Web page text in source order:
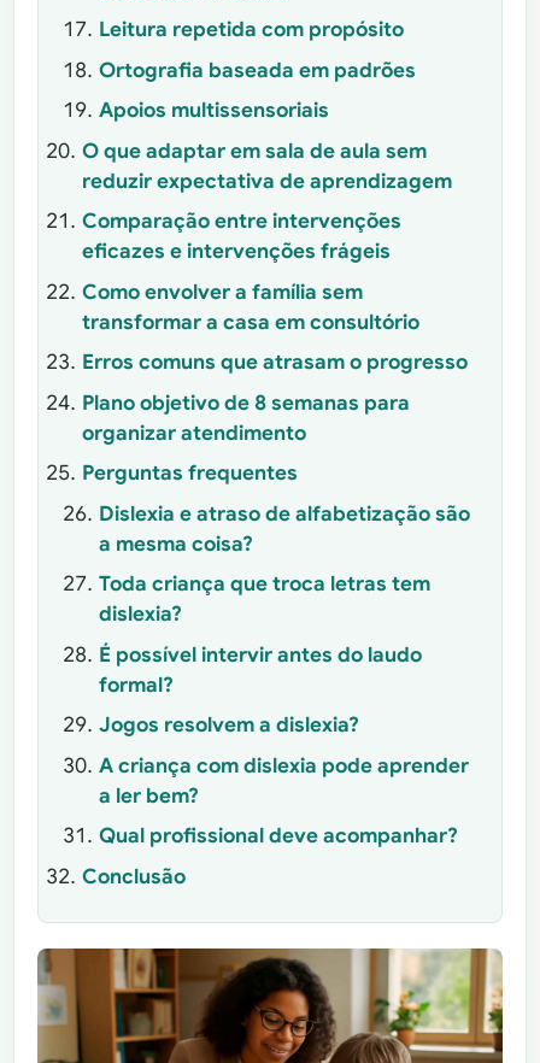
Leitura repetida com propósito
Ortografia baseada em padrões
Apoios multissensoriais
O que adaptar em sala de aula sem
reduzir expectativa de aprendizagem
Comparação entre intervenções
eficazes e intervenções frágeis
Como envolver a família sem
transformar a casa em consultório
Erros comuns que atrasam o progresso
Plano objetivo de 8 semanas para
organizar atendimento
Perguntas frequentes
Dislexia e atraso de alfabetização são
a mesma coisa?
Toda criança que troca letras tem
dislexia?
É possível intervir antes do laudo
formal?
Jogos resolvem a dislexia?
A criança com dislexia pode aprender
a ler bem?
Qual profissional deve acompanhar?
Conclusão